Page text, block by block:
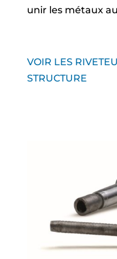
unir les métaux
VOIR LES
STRUCTURE